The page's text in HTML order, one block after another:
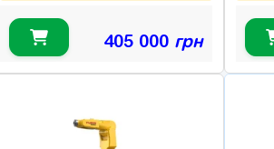
405 000 грн